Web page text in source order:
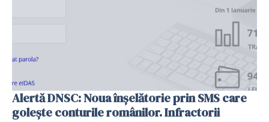
Alertă DNSC: Noua înșelătorie prin SMS care
golește conturile românilor. Infractorii